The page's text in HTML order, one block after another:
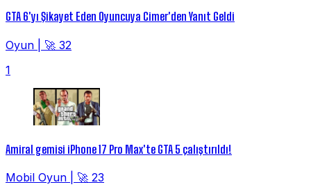
GTA 6'yı Şikayet Eden Oyuncuya Cimer'den Yanıt Geldi
Oyun
🚀 32
1
Amiral gemisi iPhone 17 Pro Max'te GTA 5 çalıştırıldı!
Mobil Oyun
🚀 23